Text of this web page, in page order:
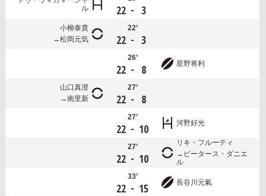
ル
22 - 3
小柳泰貴
松岡元気
22’
22 - 3
26’
22 - 8 星野将利
山口真澄
南里新
27’
22 - 8
27’
22 - 10 河野好光
27’
22 - 10
リキ・フルーティ
ピータース・ダニエ
ル
33’
22 - 15 長谷川元氣